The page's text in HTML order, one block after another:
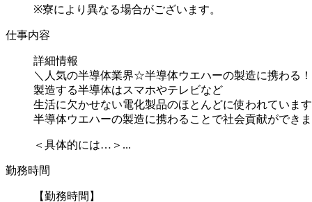
※寮により異なる場合がございます。
仕事内容
詳細情報
＼人気の半導体業界☆半導体ウエハーの製造に携わる
製造する半導体はスマホやテレビなど
生活に欠かせない電化製品のほとんどに使われていま
半導体ウエハーの製造に携わることで社会貢献ができ
＜具体的には…＞...
勤務時間
【勤務時間】